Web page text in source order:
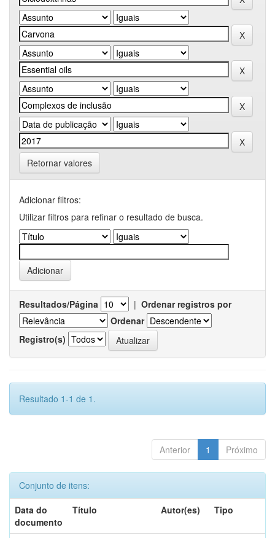
Retornar valores
Adicionar filtros:
Utilizar filtros para refinar o resultado de busca.
Resultados/Página | Ordenar registros por
Ordenar
Registro(s)
Resultado 1-1 de 1.
Anterior 1 Próximo
Conjunto de itens:
Data do
documento
Título Autor(es) Tipo